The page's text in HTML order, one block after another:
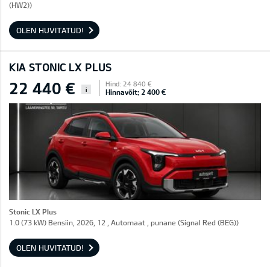
(HW2))
OLEN HUVITATUD!
KIA STONIC LX PLUS
22 440 € i
Hind: 24 840 €
Hinnavõit: 2 400 €
Stonic LX Plus
1.0 (73 kW) Bensiin, 2026, 12 , Automaat , punane (Signal Red (BEG))
OLEN HUVITATUD!